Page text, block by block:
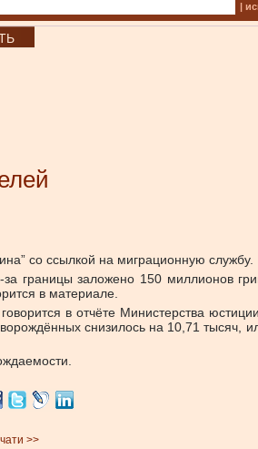
|
со ссылкой на миграционную службу.
границы заложено 150 миллионов
в материале.
в отчёте Министерства
снизилось на 10,71 тысяч,
>>